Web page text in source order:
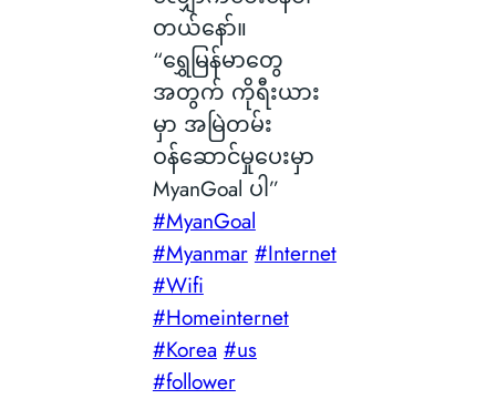
တယ်နော်။
“ရွှေမြန်မာတွေ
အတွက် ကိုရီးယား
မှာ အမြဲတမ်း
ဝန်ဆောင်မှုပေးမှာ
MyanGoal ပါ”
#MyanGoal
#Myanmar #Internet
#Wifi
#Homeinternet
#Korea #us
#follower